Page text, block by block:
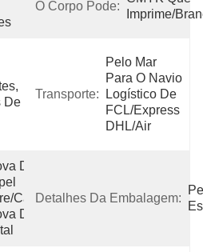
O Corpo Pode:
Imprime/
De
Transporte:
Pelo Mar
Para O Navio
Logístico De
FCL/Express
DHL/Air
De
carga
Do
Detalhes Da Embalagem: